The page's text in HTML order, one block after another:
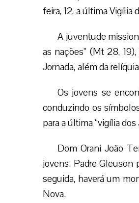
feira, 12, a última Vigília
A juventude
as nações” (Mt 28,
Jornada, além da
Os jovens se
conduzindo os
para a última “vigília
Dom Orani João
jovens. Padre Gleuson
seguida, haverá um
Nova.